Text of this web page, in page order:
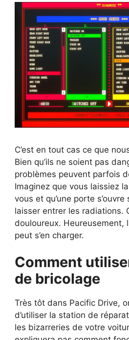
C’est en tout cas ce que
Bien qu’ils ne soient pas
problèmes peuvent parfois
Imaginez que vous laissiez
vous et qu’une porte
laisser entrer les radiations.
douloureux. Heureusement,
peut s’en charger.
Comment
de bricolage
Très tôt dans Pacific Drive,
d’utiliser la station de
les bizarreries de votre